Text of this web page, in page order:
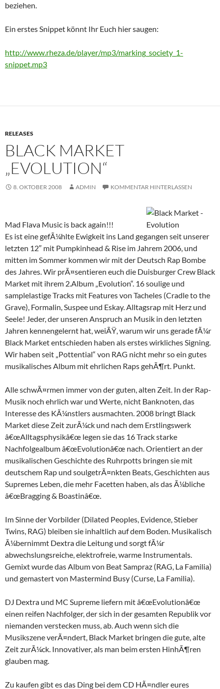
beziehen.
Ein erstes Snippet könnt Ihr Euch hier saugen:
http://www.rheza.de/player/mp3/marking_society_1-
snippet.mp3
RELEASES
BLACK MARKET
„EVOLUTION“
8. OKTOBER 2008 ADMIN KOMMENTAR HINTERLASSEN
Mad Flava Music is back again!!!
Es ist eine gefÃ¼hlte Ewigkeit ins Land gegangen seit unserer
letzten 12″ mit Pumpkinhead & Rise im Jahrem 2006, und
mitten im Sommer kommen wir mit der Deutsch Rap Bombe
des Jahres. Wir prÃ¤sentieren euch die Duisburger Crew Black
Market mit ihrem 2.Album „Evolution“. 16 soulige und
samplelastige Tracks mit Features von Tacheles (Cradle to the
Grave), Formalin, Suspee und Eskay. Alltagsrap mit Herz und
Seele! Jeder, der unseren Anspruch an Musik in den letzten
Jahren kennengelernt hat, weiÃŸ, warum wir uns gerade fÃ¼r
Black Market entschieden haben als erstes wirkliches Signing.
Wir haben seit „Pottential“ von RAG nicht mehr so ein gutes
musikalisches Album mit ehrlichen Raps gehÃ¶rt. Punkt.
Alle schwÃ¤rmen immer von der guten, alten Zeit. In der Rap-
Musik noch ehrlich war und Werte, nicht Banknoten, das
Interesse des KÃ¼nstlers ausmachten. 2008 bringt Black
Market diese Zeit zurÃ¼ck und nach dem Erstlingswerk
â€œAlltagsphysikâ€œ legen sie das 16 Track starke
Nachfolgealbum â€œEvolutionâ€œ nach. Orientiert an der
musikalischen Geschichte des Ruhrpotts bringen sie mit
deutschem Rap und soulgetrÃ¤nkten Beats, Geschichten aus
Supremes Leben, die mehr Facetten haben, als das Ã¼bliche
â€œBragging & Boastinâ€œ.
Im Sinne der Vorbilder (Dilated Peoples, Evidence, Stieber
Twins, RAG) bleiben sie inhaltlich auf dem Boden. Musikalisch
Ã¼bernimmt Dextra die Leitung und sorgt fÃ¼r
abwechslungsreiche, elektrofreie, warme Instrumentals.
Gemixt wurde das Album von Beat Sampraz (RAG, La Familia)
und gemastert von Mastermind Busy (Curse, La Familia).
DJ Dextra und MC Supreme liefern mit â€œEvolutionâ€œ
einen reifen Nachfolger, der sich in der gesamten Republik vor
niemanden verstecken muss, ab. Auch wenn sich die
Musikszene verÃ¤ndert, Black Market bringen die gute, alte
Zeit zurÃ¼ck. Innovativer, als man beim ersten HinhÃ¶ren
glauben mag.
Zu kaufen gibt es das Ding bei dem CD HÃ¤ndler eures